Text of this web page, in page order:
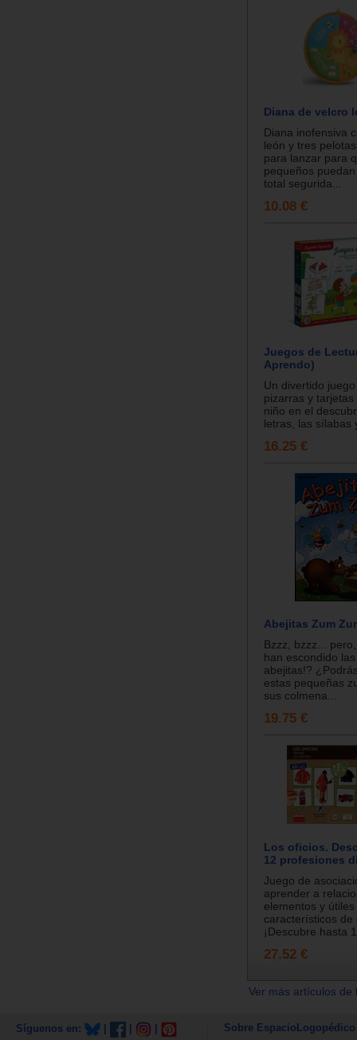
Diana de velcro
Diana inofensiva
león y tres
para lanzar para
pequeños
total segurida...
10.08 €
Juegos de
Aprendo)
Un divertido
pizarras y
niño en el
letras, las sílabas
16.25 €
Abejitas Zum
Bzzz, bzzz...
han escondido
abejitas!?
estas pequeñas
sus colmena...
19.75 €
Los oficios.
12 profesiones
Juego de
aprender a
elementos y
característicos de
¡Descubre hasta
27.52 €
Ver más artículos
Síguenos en: Sobre EspacioLogopédico